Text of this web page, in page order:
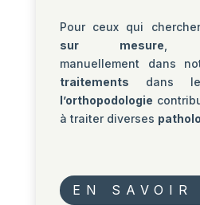
Pour ceux qui
sur mesure ,
manuellement dans
traitements dans le
l’orthopodologie
à traiter diverses
EN SAVOIR